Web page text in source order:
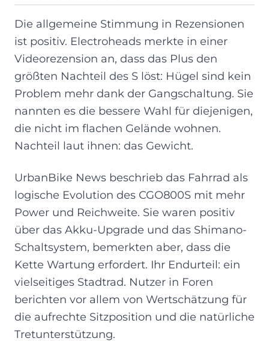
Die allgemeine Stimmung in Rezensionen
ist positiv. Electroheads merkte in einer
Videorezension an, dass das Plus den
größten Nachteil des S löst: Hügel sind kein
Problem mehr dank der Gangschaltung. Sie
nannten es die bessere Wahl für diejenigen,
die nicht im flachen Gelände wohnen.
Nachteil laut ihnen: das Gewicht.
UrbanBike News beschrieb das Fahrrad als
logische Evolution des CGO800S mit mehr
Power und Reichweite. Sie waren positiv
über das Akku-Upgrade und das Shimano-
Schaltsystem, bemerkten aber, dass die
Kette Wartung erfordert. Ihr Endurteil: ein
vielseitiges Stadtrad. Nutzer in Foren
berichten vor allem von Wertschätzung für
die aufrechte Sitzposition und die natürliche
Tretunterstützung.